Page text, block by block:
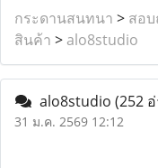
กระดานสนทนา > สอบ
สินค้า > alo8studio
alo8studio (252
31 ม.ค. 2569 12:12